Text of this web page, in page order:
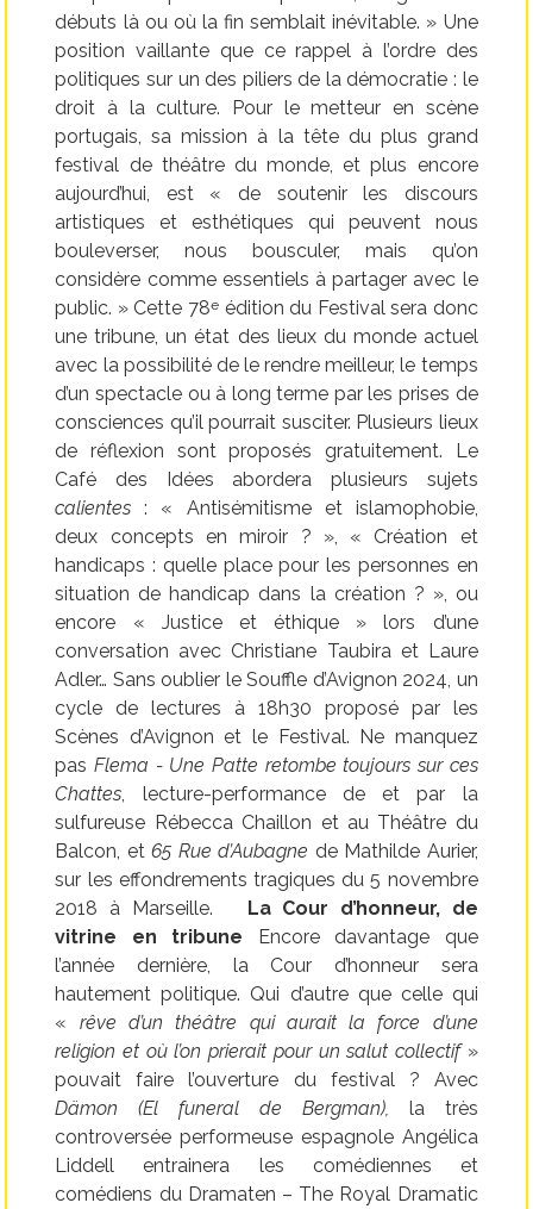
débuts là ou où la fin semblait inévitable. » Une
position vaillante que ce rappel à l’ordre des
politiques sur un des piliers de la démocratie : le
droit à la culture. Pour le metteur en scène
portugais, sa mission à la tête du plus grand
festival de théâtre du monde, et plus encore
aujourd’hui, est « de soutenir les discours
artistiques et esthétiques qui peuvent nous
bouleverser, nous bousculer, mais qu’on
considère comme essentiels à partager avec le
public. » Cette 78e édition du Festival sera donc
une tribune, un état des lieux du monde actuel
avec la possibilité de le rendre meilleur, le temps
d’un spectacle ou à long terme par les prises de
consciences qu’il pourrait susciter. Plusieurs lieux
de réflexion sont proposés gratuitement. Le
Café des Idées abordera plusieurs sujets
calientes : « Antisémitisme et islamophobie,
deux concepts en miroir ? », « Création et
handicaps : quelle place pour les personnes en
situation de handicap dans la création ? », ou
encore « Justice et éthique » lors d’une
conversation avec Christiane Taubira et Laure
Adler… Sans oublier le Souffle d’Avignon 2024, un
cycle de lectures à 18h30 proposé par les
Scènes d’Avignon et le Festival. Ne manquez
pasFlema - Une Patte retombe toujours sur ces
Chattes , lecture-performance de et par la
sulfureuse Rébecca Chaillon et au Théâtre du
Balcon, et65 Rue d’Aubagne de Mathilde Aurier,
sur les effondrements tragiques du 5 novembre
2018 à Marseille. La Cour d’honneur, de
vitrine en tribune Encore davantage que
l’année dernière, la Cour d’honneur sera
hautement politique. Qui d’autre que celle qui
« rêve d’un théâtre qui aurait la force d’une
religion et où l’on prierait pour un salut collectif »
pouvait faire l’ouverture du festival ? Avec
Dämon (El funeral de Bergman),
la très
controversée performeuse espagnole Angélica
Liddell entrainera les comédiennes et
comédiens du Dramaten – The Royal Dramatic